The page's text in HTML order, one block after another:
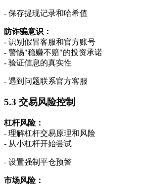
- 保存提现记录和哈希值
防诈骗意识：
- 识别假冒客服和官方账号
- 警惕"稳赚不赔"的投资承诺
- 验证信息的真实性
- 遇到问题联系官方客服
5.3 交易风险控制
杠杆风险：
- 理解杠杆交易原理和风险
- 从小杠杆开始尝试
- 设置强制平仓预警
市场风险：